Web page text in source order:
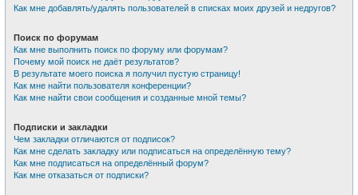
Как мне добавлять/удалять пользователей в списках моих друзей и недругов?
Поиск по форумам
Как мне выполнить поиск по форуму или форумам?
Почему мой поиск не даёт результатов?
В результате моего поиска я получил пустую страницу!
Как мне найти пользователя конференции?
Как мне найти свои сообщения и созданные мной темы?
Подписки и закладки
Чем закладки отличаются от подписок?
Как мне сделать закладку или подписаться на определённую тему?
Как мне подписаться на определённый форум?
Как мне отказаться от подписки?